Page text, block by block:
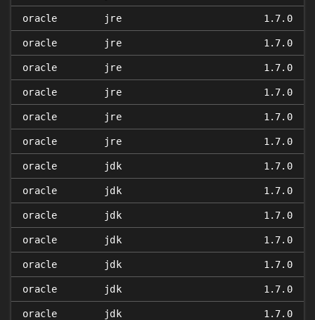
oracle jre 1.7.0
oracle jre 1.7.0
oracle jre 1.7.0
oracle jre 1.7.0
oracle jre 1.7.0
oracle jre 1.7.0
oracle jdk 1.7.0
oracle jdk 1.7.0
oracle jdk 1.7.0
oracle jdk 1.7.0
oracle jdk 1.7.0
oracle jdk 1.7.0
oracle jdk 1.7.0